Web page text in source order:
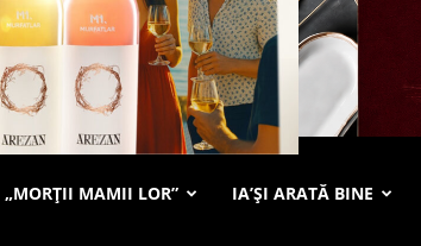
„MORȚII MAMII LOR” IA’ȘI ARATĂ BINE